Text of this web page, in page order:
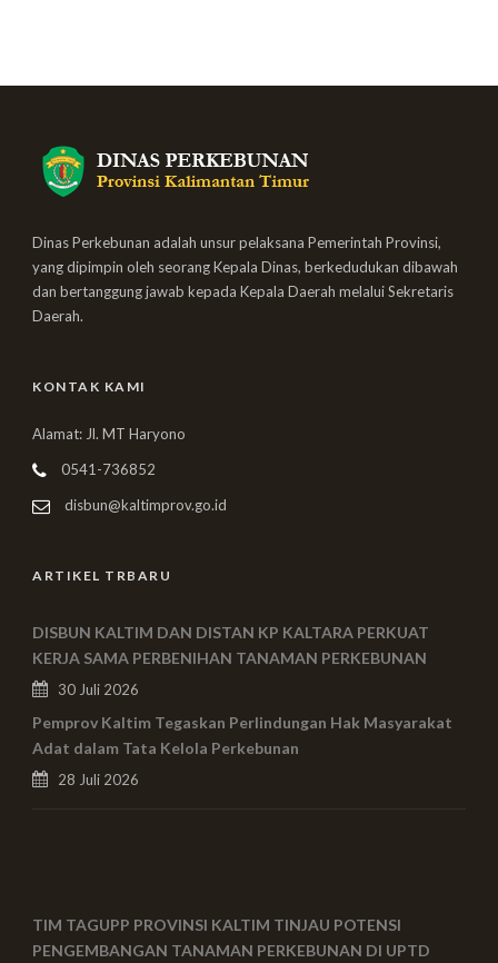
Dinas Perkebunan adalah unsur pelaksana Pemerintah Provinsi,
yang dipimpin oleh seorang Kepala Dinas, berkedudukan dibawah
dan bertanggung jawab kepada Kepala Daerah melalui Sekretaris
Daerah.
KONTAK KAMI
Alamat: Jl. MT Haryono
0541-736852
disbun@kaltimprov.go.id
ARTIKEL TRBARU
DISBUN KALTIM DAN DISTAN KP KALTARA PERKUAT
KERJA SAMA PERBENIHAN TANAMAN PERKEBUNAN
30 Juli 2026
Pemprov Kaltim Tegaskan Perlindungan Hak Masyarakat
Adat dalam Tata Kelola Perkebunan
28 Juli 2026
TIM TAGUPP PROVINSI KALTIM TINJAU POTENSI
PENGEMBANGAN TANAMAN PERKEBUNAN DI UPTD